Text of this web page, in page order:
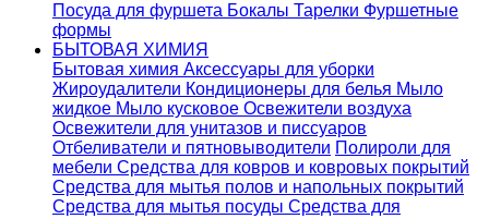
Посуда для фуршета Бокалы Тарелки Фуршетные
формы
БЫТОВАЯ ХИМИЯ
Бытовая химия Аксессуары для уборки
Жироудалители Кондиционеры для белья Мыло
жидкое Мыло кусковое Освежители воздуха
Освежители для унитазов и писсуаров
Отбеливатели и пятновыводители Полироли для
мебели Средства для ковров и ковровых покрытий
Средства для мытья полов и напольных покрытий
Средства для мытья посуды Средства для